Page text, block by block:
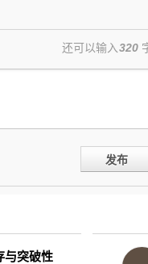
还可以输入320
发布
与突破性